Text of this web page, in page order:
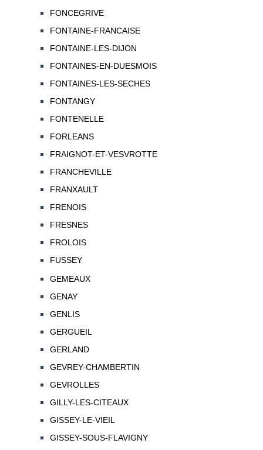
FONCEGRIVE
FONTAINE-FRANCAISE
FONTAINE-LES-DIJON
FONTAINES-EN-DUESMOIS
FONTAINES-LES-SECHES
FONTANGY
FONTENELLE
FORLEANS
FRAIGNOT-ET-VESVROTTE
FRANCHEVILLE
FRANXAULT
FRENOIS
FRESNES
FROLOIS
FUSSEY
GEMEAUX
GENAY
GENLIS
GERGUEIL
GERLAND
GEVREY-CHAMBERTIN
GEVROLLES
GILLY-LES-CITEAUX
GISSEY-LE-VIEIL
GISSEY-SOUS-FLAVIGNY